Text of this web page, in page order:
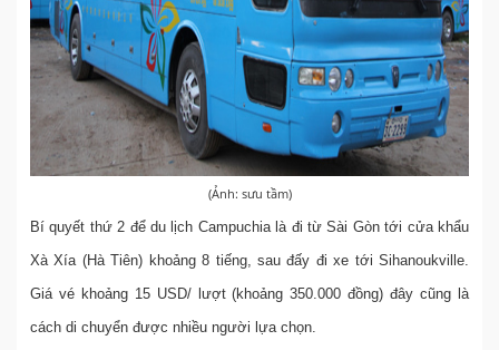
(Ảnh: sưu tầm)
Bí quyết thứ 2 để du lịch Campuchia là đi từ Sài Gòn tới cửa khẩu
Xà Xía (Hà Tiên) khoảng 8 tiếng, sau đấy đi xe tới Sihanoukville.
Giá vé khoảng 15 USD/ lượt (khoảng 350.000 đồng) đây cũng là
cách di chuyển được nhiều người lựa chọn.